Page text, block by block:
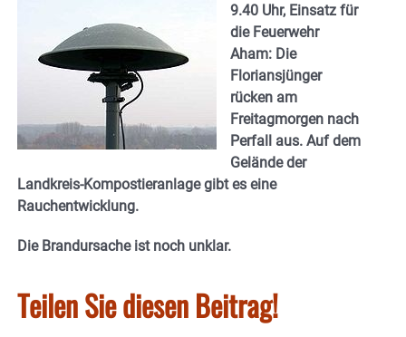
9.40 Uhr, Einsatz für
die Feuerwehr
Aham: Die
Floriansjünger
rücken am
Freitagmorgen nach
Perfall aus. Auf dem
Gelände der
Landkreis-Kompostieranlage gibt es eine
Rauchentwicklung.
Die Brandursache ist noch unklar.
Teilen Sie diesen Beitrag!